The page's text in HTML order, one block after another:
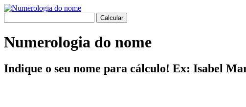
Numerologia do nome
Indique o seu nome para cálculo! Ex: Isabel